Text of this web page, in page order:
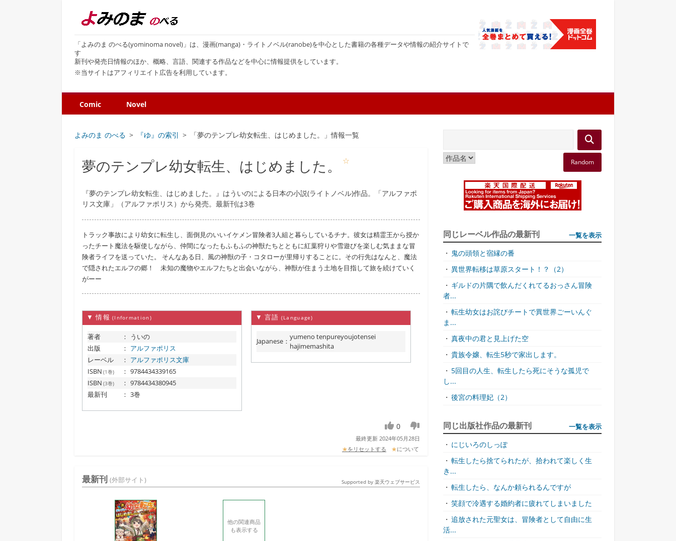
「よみのま のべる(yominoma novel)」は、漫画(manga)・ライトノベル(ranobe)を中心とした書籍の各種データや情報の紹介サイトで
す
新刊や発売日情報のほか、概略、言語、関連する作品などを中心に情報提供をしています。
※当サイトはアフィリエイト広告を利用しています。
Comic Novel
よみのま のべる 『ゆ』の索引 「夢のテンプレ幼女転生、はじめました。」情報一覧
夢のテンプレ幼女転生、はじめました。 ☆
『夢のテンプレ幼女転生、はじめました。』はういのによる日本の小説(ライトノベル)作品。「アルファポ
リス文庫」（アルファポリス）から発売。最新刊は3巻
トラック事故により幼女に転生し、面倒見のいいイケメン冒険者3人組と暮らしているチナ。彼女は精霊王から授か
ったチート魔法を駆使しながら、仲間になったもふもふの神獣たちとともに紅葉狩りや雪遊びを楽しむ気ままな冒
険者ライフを送っていた。 そんなある日、風の神獣の子・コタローが里帰りすることに。その行先はなんと、魔法
で隠されたエルフの郷！ 未知の魔物やエルフたちと出会いながら、神獣が住まう土地を目指して旅を続けていく
がーー
▼ 情報 (Information)
著者 ：
ういの
出版
： アルファポリス
レーベル
： アルファポリス文庫
ISBN (1巻) ： 9784434339165
ISBN (3巻) ： 9784434380945
最新刊
： 3巻
▼ 言語 (Language)
Japanese ：yumeno tenpureyoujotensei
hajimemashita
0
最終更新 2024年05月28日
★をリセットする ★について
最新刊 (外部サイト) Supported by 楽天ウェブサービス
他の関連商品
も表示する
Random
同じレーベル作品の最新刊 一覧を表示
・ 鬼の頭領と宿縁の番
・ 異世界転移は草原スタート！？（2）
・ ギルドの片隅で飲んだくれてるおっさん冒険
者...
・ 転生幼女はお詫びチートで異世界ごーいんぐ
ま...
・ 真夜中の君と見上げた空
・ 貴族令嬢、転生5秒で家出します。
・ 5回目の人生、転生したら死にそうな孤児で
し...
・ 後宮の料理妃（2）
同じ出版社作品の最新刊 一覧を表示
・ にじいろのしっぽ
・ 転生したら捨てられたが、拾われて楽しく生
き...
・ 転生したら、なんか頼られるんですが
・ 笑顔で冷遇する婚約者に疲れてしまいました
・ 追放された元聖女は、冒険者として自由に生
活...